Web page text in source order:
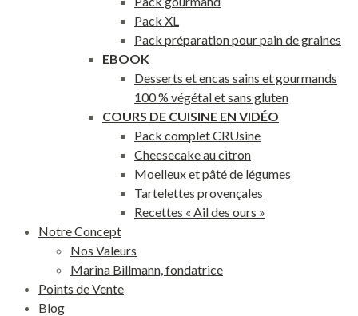
Pack XL
Pack préparation pour pain de graines
EBOOK
Desserts et encas sains et gourmands
100 % végétal et sans gluten
COURS DE CUISINE EN VIDÉO
Pack complet CRUsine
Cheesecake au citron
Moelleux et pâté de légumes
Tartelettes provençales
Recettes « Ail des ours »
Notre Concept
Nos Valeurs
Marina Billmann, fondatrice
Points de Vente
Blog